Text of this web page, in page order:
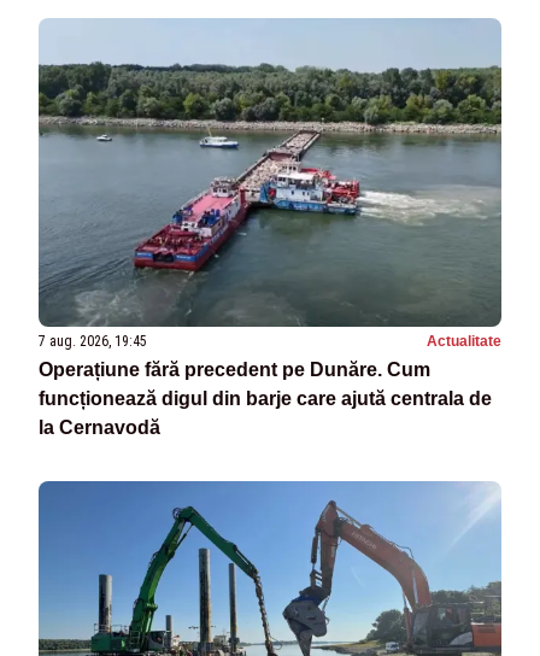
7 aug. 2026, 19:45 Actualitate
Operațiune fără precedent pe Dunăre. Cum
funcționează digul din barje care ajută centrala de
la Cernavodă